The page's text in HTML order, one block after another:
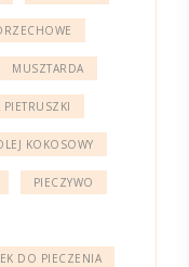
MUSZTARDA
PIETRUSZKI
KOKOSOWY
PIECZYWO
DO PIECZENIA